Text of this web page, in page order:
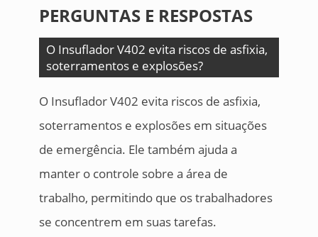
PERGUNTAS E RESPOSTAS
O Insuflador V402 evita riscos de asfixia,
soterramentos e explosões?
O Insuflador V402 evita riscos de asfixia,
soterramentos e explosões em situações
de emergência. Ele também ajuda a
manter o controle sobre a área de
trabalho, permitindo que os trabalhadores
se concentrem em suas tarefas.